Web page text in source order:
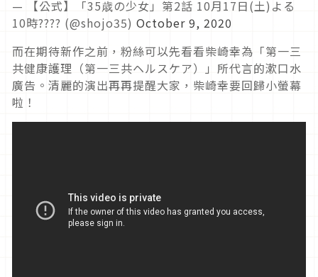
— 【公式】「35歳の少女」第2話 10月17日(土)よる
10時???? (@shojo35) October 9, 2020
而在期待新作之前，粉絲可以先看看柴崎幸為「第一三
共健康護理（第一三共ヘルスケア）」所代言的漱口水
廣告。清麗的演出再再提醒大家，柴崎幸要回歸小螢幕
啦！